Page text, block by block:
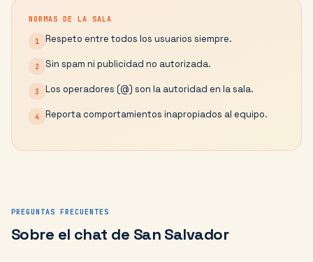
NORMAS DE LA SALA
1 Respeto entre todos los usuarios siempre.
2 Sin spam ni publicidad no autorizada.
3 Los operadores (@) son la autoridad en la sala.
4 Reporta comportamientos inapropiados al equipo.
PREGUNTAS FRECUENTES
Sobre el chat de San Salvador